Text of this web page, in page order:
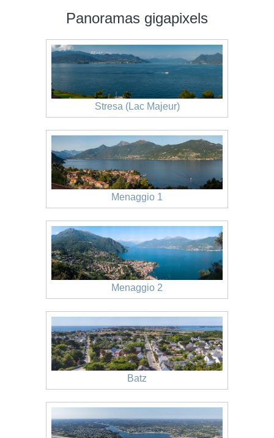
Panoramas gigapixels
Stresa (Lac Majeur)
Menaggio 1
Menaggio 2
Batz